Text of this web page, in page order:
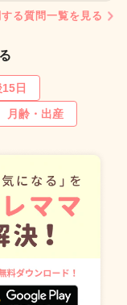
する質問一覧を見る
日
月齢・出産